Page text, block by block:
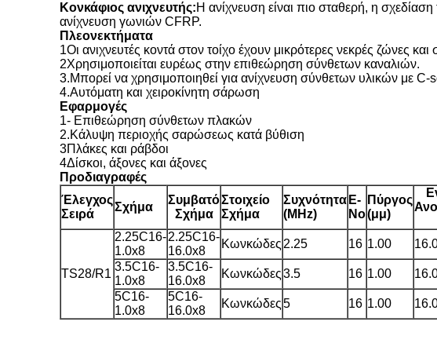
Κονκάφιος ανιχνευτής:Η ανίχνευση είναι πιο σταθερή, η σχεδίαση
ανίχνευση γωνιών CFRP.
Πλεονεκτήματα
1Οι ανιχνευτές κοντά στον τοίχο έχουν μικρότερες νεκρές ζώνες
2Χρησιμοποιείται ευρέως στην επιθεώρηση σύνθετων καναλιών.
3.Μπορεί να χρησιμοποιηθεί για ανίχνευση σύνθετων υλικών με
4.Αυτόματη και χειροκίνητη σάρωση
Εφαρμογές
1- Επιθεώρηση σύνθετων πλακών
2.Κάλυψη περιοχής σαρώσεως κατά βύθιση
3Πλάκες και ράβδοι
4Δίσκοι, άξονες και άξονες
Προδιαγραφές
Έλεγχος
Σειρά
Σχήμα
Συμβατό
Σχήμα
Στοιχείο
Σχήμα
Συχνότητα
(MHz)
Ε-
Νο
Πύργος
(μμ)
TS28/R1
2.25C16-
1.0x8
2.25C16-
16.0x8
Κωνκώδες 2.25 16 1.00
3.5C16-
1.0x8
3.5C16-
16.0x8
Κωνκώδες3.5 16 1.00
5C16-
1.0x8
5C16-
16.0x8
Κωνκώδες5 16 1.00